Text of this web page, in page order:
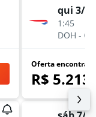
qui 3/12
1:45
DOH -
Oferta
R$ 5.213